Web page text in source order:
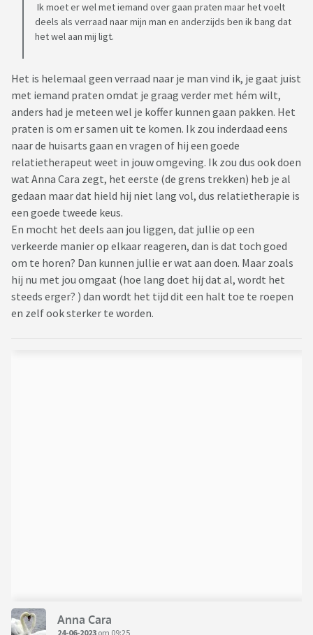
Ik moet er wel met iemand over gaan praten maar het voelt
deels als verraad naar mijn man en anderzijds ben ik bang dat
het wel aan mij ligt.
Het is helemaal geen verraad naar je man vind ik, je gaat juist
met iemand praten omdat je graag verder met hém wilt,
anders had je meteen wel je koffer kunnen gaan pakken. Het
praten is om er samen uit te komen. Ik zou inderdaad eens
naar de huisarts gaan en vragen of hij een goede
relatietherapeut weet in jouw omgeving. Ik zou dus ook doen
wat Anna Cara zegt, het eerste (de grens trekken) heb je al
gedaan maar dat hield hij niet lang vol, dus relatietherapie is
een goede tweede keus.
En mocht het deels aan jou liggen, dat jullie op een
verkeerde manier op elkaar reageren, dan is dat toch goed
om te horen? Dan kunnen jullie er wat aan doen. Maar zoals
hij nu met jou omgaat (hoe lang doet hij dat al, wordt het
steeds erger? ) dan wordt het tijd dit een halt toe te roepen
en zelf ook sterker te worden.
Anna Cara
24-06-2023 om 09:25